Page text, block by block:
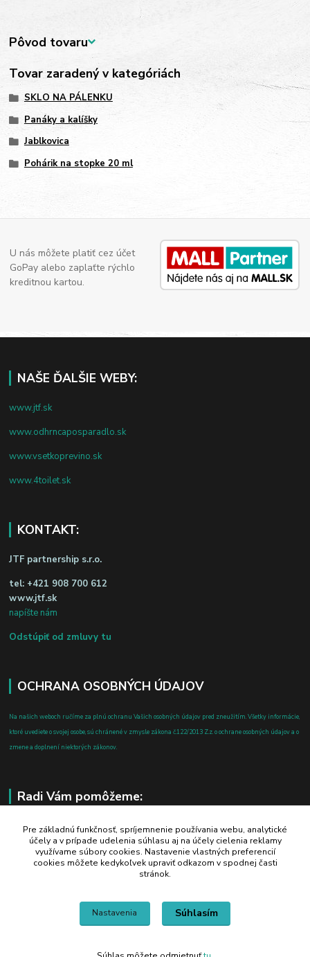
Pôvod tovaru
Tovar zaradený v kategóriách
SKLO NA PÁLENKU
Panáky a kalíšky
Jablkovica
Pohárik na stopke 20 ml
U nás môžete platiť cez účet
GoPay alebo zaplaťte rýchlo
kreditnou kartou.
NAŠE ĎALŠIE WEBY:
www.jtf.sk
www.odhrncaposparadlo.sk
www.vsetkoprevino.sk
www.4toilet.sk
KONTAKT:
JTF partnership s.r.o.
tel: +421 908 700 612
www.jtf.sk
napíšte nám
Odstúpiť od zmluvy tu
OCHRANA OSOBNÝCH ÚDAJOV
Na našich weboch ručíme za plnú ochranu Vašich osobných údajov pred zneužitím. Všetky informácie,
ktoré uvediete o svojej osobe, sú chránené v zmysle zákona č.122/2013 Z.z. o ochrane osobných údajov a o
zmene a doplnení niektorých zákonov.
Radi Vám pomôžeme:
+421 908 700 612
po-pia: 8.00 - 16.00
business@jtf.sk
Pre základnú funkčnosť, spríjemnenie používania webu, analytické
účely a v prípade udelenia súhlasu aj na účely cielenia reklamy
využívame súbory cookies. Nastavenie vlastných preferencií
cookies môžete kedykoľvek upraviť odkazom v spodnej časti
stránok.
Nastavenia Súhlasím